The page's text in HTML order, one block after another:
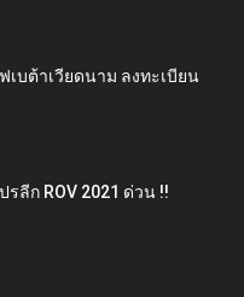
เบต้าเวียดนาม ลงทะเบียน
ลีก ROV 2021 ด่วน !!